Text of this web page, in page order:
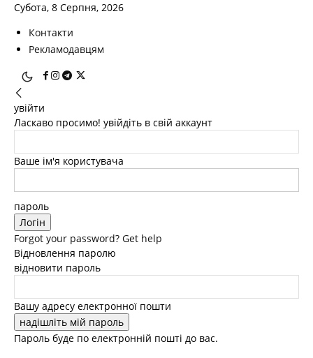
Субота, 8 Серпня, 2026
Контакти
Рекламодавцям
увійти
Ласкаво просимо! увійдіть в свій аккаунт
Ваше ім'я користувача
пароль
Forgot your password? Get help
Відновлення паролю
відновити пароль
Вашу адресу електронної пошти
Пароль буде по електронній пошті до вас.